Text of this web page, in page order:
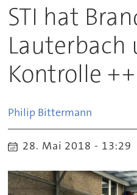
STI hat
Lauterbach
Kontrolle
Philip Bittermann
28. Mai 2018 - 13:29